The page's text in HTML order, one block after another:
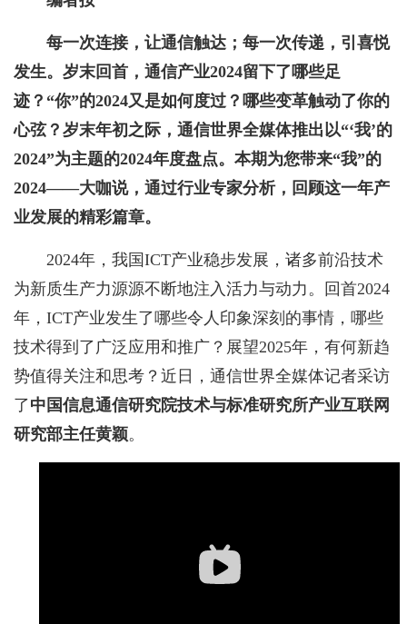
每一次连接，让通信触达；每一次传递，引喜悦
发生。岁末回首，通信产业2024留下了哪些足
迹？“你”的2024又是如何度过？哪些变革触动了你的
心弦？岁末年初之际，通信世界全媒体推出以“‘我’的
2024”为主题的2024年度盘点。本期为您带来“我”的
2024——大咖说，通过行业专家分析，回顾这一年产
业发展的精彩篇章。
2024年，我国ICT产业稳步发展，诸多前沿技术
为新质生产力源源不断地注入活力与动力。回首2024
年，ICT产业发生了哪些令人印象深刻的事情，哪些
技术得到了广泛应用和推广？展望2025年，有何新趋
势值得关注和思考？近日，通信世界全媒体记者采访
了中国信息通信研究院技术与标准研究所产业互联网
研究部主任黄颖。